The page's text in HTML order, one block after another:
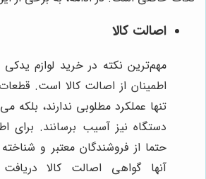
اصالت کالا
مهم‌ترین نکته در خرید لوازم یدکی
اطمینان از اصالت کالا است.
تنها عملکرد مطلوبی ندارند، بلکه
دستگاه نیز آسیب برسانند. برای
حتما از فروشندگان معتبر و
آنها گواهی اصالت کالا